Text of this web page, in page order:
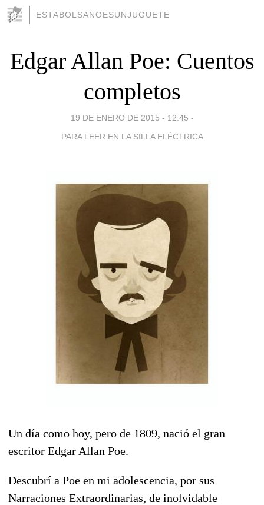
ESTABOLSANOESUNJUGUETE
Edgar Allan Poe: Cuentos
completos
19 DE ENERO DE 2015 - 12:45 -
PARA LEER EN LA SILLA ELÈCTRICA
Un día como hoy, pero de 1809, nació el gran
escritor Edgar Allan Poe.
Descubrí a Poe en mi adolescencia, por sus
Narraciones Extraordinarias, de inolvidable